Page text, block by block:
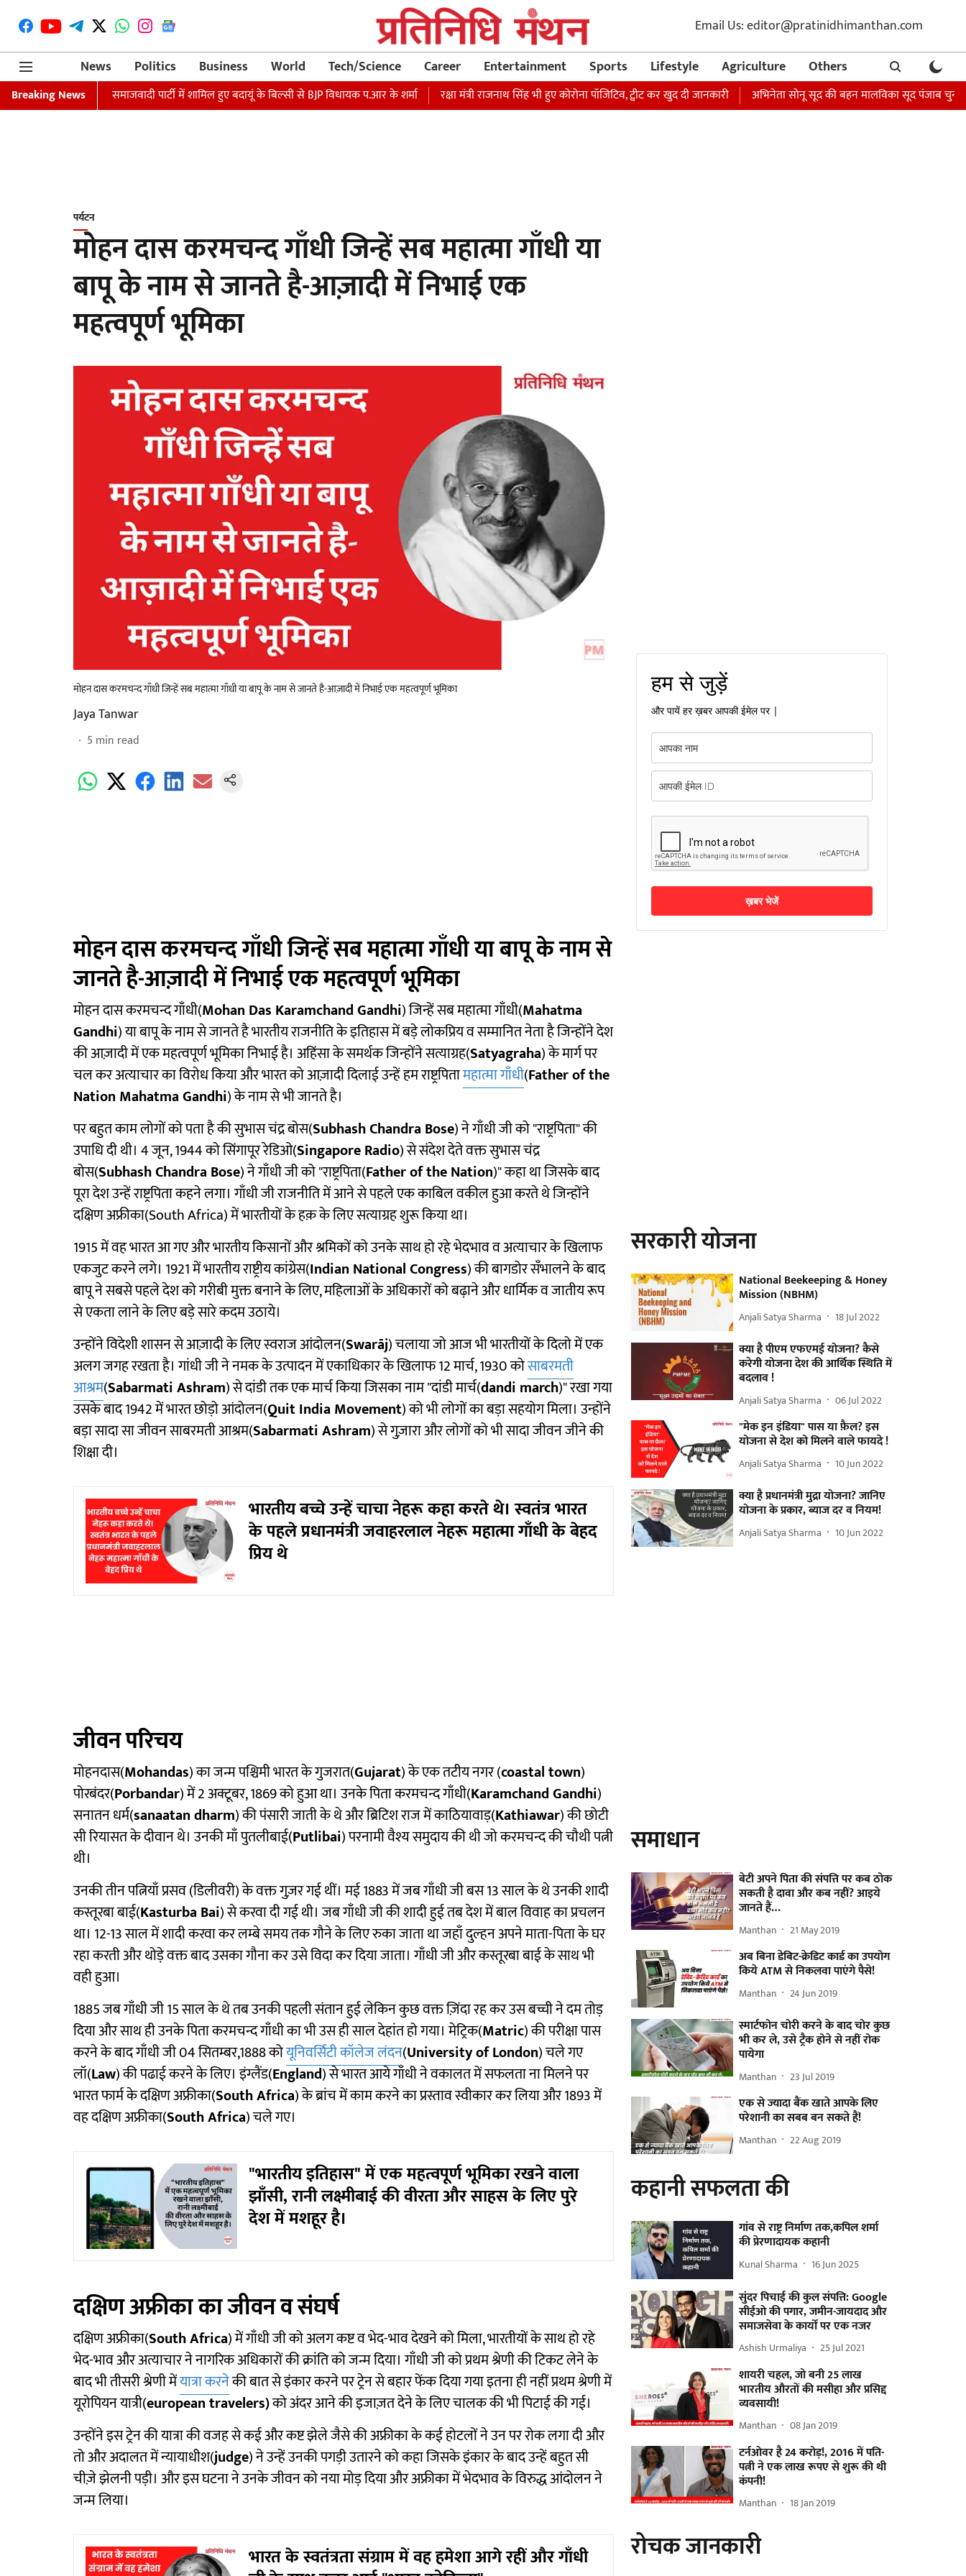
Email Us: editor@pratinidhimanthan.com
News
Politics Business World Tech/Science Career Entertainment Sports Lifestyle Agriculture Others
Breaking News
का आदेश समाजवादी पार्टी में शामिल हुए बदायूं के बिल्सी से BJP विधायक प.आर के शर्मा रक्षा मंत्री राजनाथ सिंह भी हुए कोरोना पॉजिटिव, ट्वीट कर खुद दी जानकारी अभिनेता सोनू सूद की बहन मालविका सूद पंजाब चुनाव से ठीक
पर्यटन
मोहन दास करमचन्द गाँधी जिन्हें सब महात्मा गाँधी या
बापू के नाम से जानते है-आज़ादी में निभाई एक
महत्वपूर्ण भूमिका
मोहन दास करमचन्द गाँधी जिन्हें सब महात्मा गाँधी या बापू के नाम से जानते है-आज़ादी में निभाई एक महत्वपूर्ण भूमिका
Jaya Tanwar
5min read
मोहन दास करमचन्द गाँधी जिन्हें सब महात्मा गाँधी या बापू के नाम से
जानते है-आज़ादी में निभाई एक महत्वपूर्ण भूमिका
मोहन दास करमचन्द गाँधी(Mohan Das Karamchand Gandhi) जिन्हें सब महात्मा गाँधी(Mahatma
Gandhi) या बापू के नाम से जानते है भारतीय राजनीति के इतिहास में बड़े लोकप्रिय व सम्मानित नेता है जिन्होंने देश
की आज़ादी में एक महत्वपूर्ण भूमिका निभाई है। अहिंसा के समर्थक जिन्होंने सत्याग्रह(Satyagraha) के मार्ग पर
चल कर अत्याचार का विरोध किया और भारत को आज़ादी दिलाई उन्हें हम राष्ट्रपितामहात्मा गाँधी(Father of the
Nation Mahatma Gandhi) के नाम से भी जानते है।
पर बहुत काम लोगों को पता है की सुभास चंद्र बोस(Subhash Chandra Bose) ने गाँधी जी को "राष्ट्रपिता" की
उपाधि दी थी। 4 जून, 1944 को सिंगापूर रेडिओ(Singapore Radio) से संदेश देते वक्त सुभास चंद्र
बोस(Subhash Chandra Bose) ने गाँधी जी को "राष्ट्रपिता(Father of the Nation)" कहा था जिसके बाद
पूरा देश उन्हें राष्ट्रपिता कहने लगा। गाँधी जी राजनीति में आने से पहले एक काबिल वकील हुआ करते थे जिन्होंने
दक्षिण अफ्रीका(South Africa) में भारतीयों के हक़ के लिए सत्याग्रह शुरू किया था।
1915 में वह भारत आ गए और भारतीय किसानों और श्रमिकों को उनके साथ हो रहे भेदभाव व अत्याचार के खिलाफ
एकजुट करने लगे। 1921 में भारतीय राष्ट्रीय कांग्रेस(Indian National Congress) की बागडोर सँभालने के बाद
बापू ने सबसे पहले देश को गरीबी मुक्त बनाने के लिए, महिलाओं के अधिकारों को बढ़ाने और धार्मिक व जातीय रूप
से एकता लाने के लिए बड़े सारे कदम उठाये।
उन्होंने विदेशी शासन से आज़ादी के लिए स्वराज आंदोलन(Swarāj) चलाया जो आज भी भारतीयों के दिलो में एक
अलग जगह रखता है। गांधी जी ने नमक के उत्पादन में एकाधिकार के खिलाफ 12 मार्च, 1930 कोसाबरमती
आश्रम(Sabarmati Ashram) से दांडी तक एक मार्च किया जिसका नाम "दांडी मार्च(dandi march)" रखा गया
उसके बाद 1942 में भारत छोड़ो आंदोलन(Quit India Movement) को भी लोगों का बड़ा सहयोग मिला। उन्होंने
बड़ा सादा सा जीवन साबरमती आश्रम(Sabarmati Ashram) से गुज़ारा और लोगों को भी सादा जीवन जीने की
शिक्षा दी।
भारतीय बच्चे उन्हें चाचा नेहरू कहा करते थे। स्वतंत्र भारत
के पहले प्रधानमंत्री जवाहरलाल नेहरू महात्मा गाँधी के बेहद
प्रिय थे
जीवन परिचय
मोहनदास(Mohandas) का जन्म पश्चिमी भारत के गुजरात(Gujarat) के एक तटीय नगर (coastal town)
पोरबंदर(Porbandar) में 2 अक्टूबर, 1869 को हुआ था। उनके पिता करमचन्द गाँधी(Karamchand Gandhi)
सनातन धर्म(sanaatan dharm) की पंसारी जाती के थे और ब्रिटिश राज में काठियावाड़(Kathiawar) की छोटी
सी रियासत के दीवान थे। उनकी माँ पुतलीबाई(Putlibai) परनामी वैश्य समुदाय की थी जो करमचन्द की चौथी पत्नी
थी।
उनकी तीन पत्नियाँ प्रसव (डिलीवरी) के वक्त गुज़र गई थीं। मई 1883 में जब गाँधी जी बस 13 साल के थे उनकी शादी
कस्तूरबा बाई(Kasturba Bai) से करवा दी गई थी। जब गाँधी जी की शादी हुई तब देश में बाल विवाह का प्रचलन
था। 12-13 साल में शादी करवा कर लम्बे समय तक गौने के लिए रुका जाता था जहाँ दुल्हन अपने माता-पिता के घर
रहा करती और थोड़े वक्त बाद उसका गौना कर उसे विदा कर दिया जाता। गाँधी जी और कस्तूरबा बाई के साथ भी
वही हुआ।
1885 जब गाँधी जी 15 साल के थे तब उनकी पहली संतान हुई लेकिन कुछ वक्त ज़िंदा रह कर उस बच्ची ने दम तोड़
दिया और साथ ही उनके पिता करमचन्द गाँधी का भी उस ही साल देहांत हो गया। मेट्रिक(Matric) की परीक्षा पास
करने के बाद गाँधी जी 04 सितम्बर,1888 कोयूनिवर्सिटी कॉलेज लंदन(University of London) चले गए
लॉ(Law) की पढाई करने के लिए। इंग्लैंड(England) से भारत आये गाँधी ने वकालत में सफलता ना मिलने पर
भारत फार्म के दक्षिण अफ्रीका(South Africa) के ब्रांच में काम करने का प्रस्ताव स्वीकार कर लिया और 1893 में
वह दक्षिण अफ्रीका(South Africa) चले गए।
"भारतीय इतिहास" में एक महत्वपूर्ण भूमिका रखने वाला
झाँसी, रानी लक्ष्मीबाई की वीरता और साहस के लिए पुरे
देश में मशहूर है।
दक्षिण अफ्रीका का जीवन व संघर्ष
दक्षिण अफ्रीका(South Africa) में गाँधी जी को अलग कष्ट व भेद-भाव देखने को मिला, भारतीयों के साथ हो रहे
भेद-भाव और अत्याचार ने नागरिक अधिकारों की क्रांति को जन्म दिया। गाँधी जी को प्रथम श्रेणी की टिकट लेने के
बाद भी तीसरी श्रेणी मेंयात्रा करनेकी बात से इंकार करने पर ट्रेन से बहार फेंक दिया गया इतना ही नहीं प्रथम श्रेणी में
यूरोपियन यात्री(european travelers)को अंदर आने की इजाज़त देने के लिए चालक की भी पिटाई की गई।
उन्होंने इस ट्रेन की यात्रा की वजह से कई और कष्ट झेले जैसे की अफ्रीका के कई होटलों ने उन पर रोक लगा दी और
तो और अदालत में न्यायाधीश(judge) ने उन्हें उनकी पगड़ी उतारने को कहा जिसके इंकार के बाद उन्हें बहुत सी
चीज़े झेलनी पड़ी। और इस घटना ने उनके जीवन को नया मोड़ दिया और अफ्रीका में भेदभाव के विरुद्ध आंदोलन ने
जन्म लिया।
भारत के स्वतंत्रता संग्राम में वह हमेशा आगे रहीं और गाँधी
हम से जुड़ें
और पायें हर ख़बर आपकी ईमेल पर |
ख़बर भेजें
सरकारी योजना
National Beekeeping & Honey
Mission (NBHM)
Anjali Satya Sharma 18 Jul 2022
क्या है पीएम एफएमई योजना? कैसे
करेगी योजना देश की आर्थिक स्थिति में
बदलाव !
Anjali Satya Sharma 06 Jul 2022
"मेक इन इंडिया" पास या फ़ैल? इस
योजना से देश को मिलने वाले फायदे !
Anjali Satya Sharma 10 Jun 2022
क्या है प्रधानमंत्री मुद्रा योजना? जानिए
योजना के प्रकार, ब्याज दर व नियम!
Anjali Satya Sharma 10 Jun 2022
समाधान
बेटी अपने पिता की संपत्ति पर कब ठोक
सकती है दावा और कब नहीं? आइये
जानते हैं…
Manthan 21 May 2019
अब बिना डेबिट-क्रेडिट कार्ड का उपयोग
किये ATM से निकलवा पाएंगे पैसे!
Manthan 24 Jun 2019
स्मार्टफोन चोरी करने के बाद चोर कुछ
भी कर ले, उसे ट्रैक होने से नहीं रोक
पायेगा
Manthan 23 Jul 2019
एक से ज्यादा बैंक खाते आपके लिए
परेशानी का सबब बन सकते हैं!
Manthan 22 Aug 2019
कहानी सफलता की
गांव से राष्ट्र निर्माण तक,कपिल शर्मा
की प्रेरणादायक कहानी
Kunal Sharma 16 Jun 2025
सुंदर पिचाई की कुल संपत्ति: Google
सीईओ की पगार, जमीन-जायदाद और
समाजसेवा के कार्यों पर एक नजर
Ashish Urmaliya 25 Jul 2021
शायरी चहल, जो बनी 25 लाख
भारतीय औरतों की मसीहा और प्रसिद्द
व्यवसायी!
Manthan 08 Jan 2019
टर्नओवर है 24 करोड़!, 2016 में पति-
पत्नी ने एक लाख रूपए से शुरू की थी
कंपनी!
Manthan 18 Jan 2019
रोचक जानकारी